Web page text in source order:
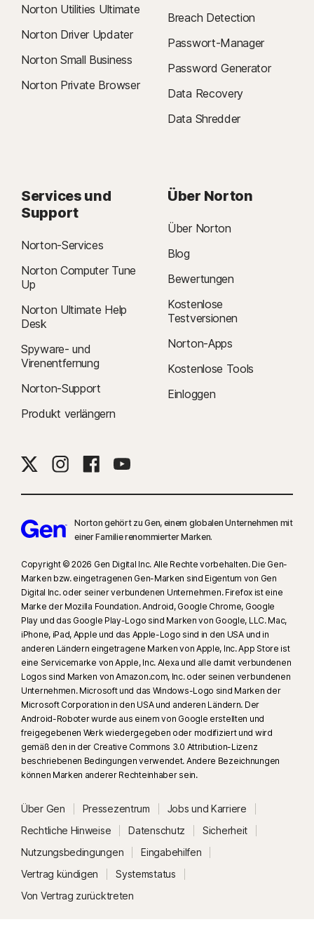
Norton Utilities Ultimate
Norton Driver Updater
Norton Small Business
Norton Private Browser
Breach Detection
Passwort-Manager
Password Generator
Data Recovery
Data Shredder
Services und
Support
Norton-Services
Norton Computer Tune
Up
Norton Ultimate Help
Desk
Spyware- und
Virenentfernung
Norton-Support
Produkt verlängern
Über Norton
Über Norton
Blog
Bewertungen
Kostenlose
Testversionen
Norton-Apps
Kostenlose Tools
Einloggen
Norton gehört zu Gen, einem globalen Unternehmen mit
einer Familie renommierter Marken.
Copyright © 2026 Gen Digital Inc. Alle Rechte vorbehalten. Die Gen-
Marken bzw. eingetragenen Gen-Marken sind Eigentum von Gen
Digital Inc. oder seiner verbundenen Unternehmen. Firefox ist eine
Marke der Mozilla Foundation. Android, Google Chrome, Google
Play und das Google Play-Logo sind Marken von Google, LLC. Mac,
iPhone, iPad, Apple und das Apple-Logo sind in den USA und in
anderen Ländern eingetragene Marken von Apple, Inc. App Store ist
eine Servicemarke von Apple, Inc. Alexa und alle damit verbundenen
Logos sind Marken von Amazon.com, Inc. oder seinen verbundenen
Unternehmen. Microsoft und das Windows-Logo sind Marken der
Microsoft Corporation in den USA und anderen Ländern. Der
Android-Roboter wurde aus einem von Google erstellten und
freigegebenen Werk wiedergegeben oder modifiziert und wird
gemäß den in der Creative Commons 3.0 Attribution-Lizenz
beschriebenen Bedingungen verwendet. Andere Bezeichnungen
können Marken anderer Rechteinhaber sein.
Über Gen Pressezentrum
Jobs und Karriere
Rechtliche Hinweise
Datenschutz
Sicherheit
Nutzungsbedingungen
Eingabehilfen
Vertrag kündigen
Systemstatus
Von Vertrag zurücktreten